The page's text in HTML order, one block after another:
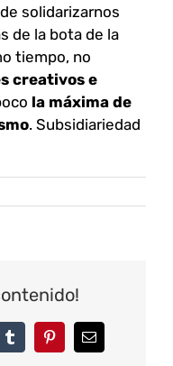
solidarizarnos
de la bota de la
tiempo, no
creativos e
la máxima de
. Subsidiariedad
TumblrPinterestCorreo
electrónico